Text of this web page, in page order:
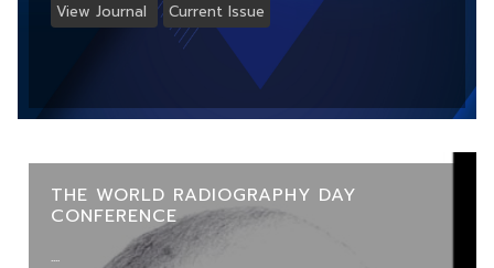
View Journal Current Issue
THE WORLD RADIOGRAPHY DAY
CONFERENCE
....